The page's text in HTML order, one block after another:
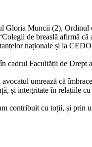
Gloria Muncii (2), Ordinul
de breaslă afirmă că
naționale și la
cadrul Facultății de
umrează că
și integritate în relațiile
contribuit cu toții, și prin